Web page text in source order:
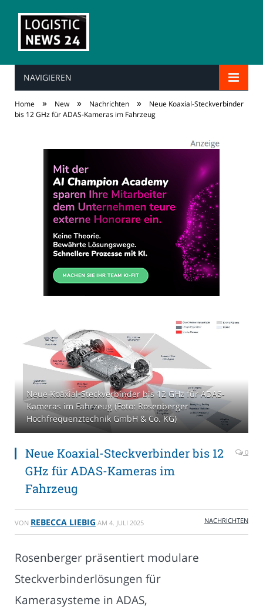
NAVIGIEREN
Home » New » Nachrichten »
Neue Koaxial-Steckverbinder
bis 12 GHz für ADAS-Kameras im Fahrzeug
Neue Koaxial-Steckverbinder bis 12 GHz für ADAS-
Kameras im Fahrzeug (Foto: Rosenberger
Hochfrequenztechnik GmbH & Co. KG)
Neue Koaxial-Steckverbinder bis 12
GHz für ADAS-Kameras im
Fahrzeug
0
VON REBECCA LIEBIG AM 4. JULI 2025 NACHRICHTEN
Rosenberger präsentiert modulare
Steckverbinderlösungen für
Kamerasysteme in ADAS,